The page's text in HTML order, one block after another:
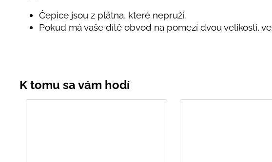
Čepice jsou z plátna, které nepruží.
Pokud má vaše dítě obvod na pomezí dvou velikostí,